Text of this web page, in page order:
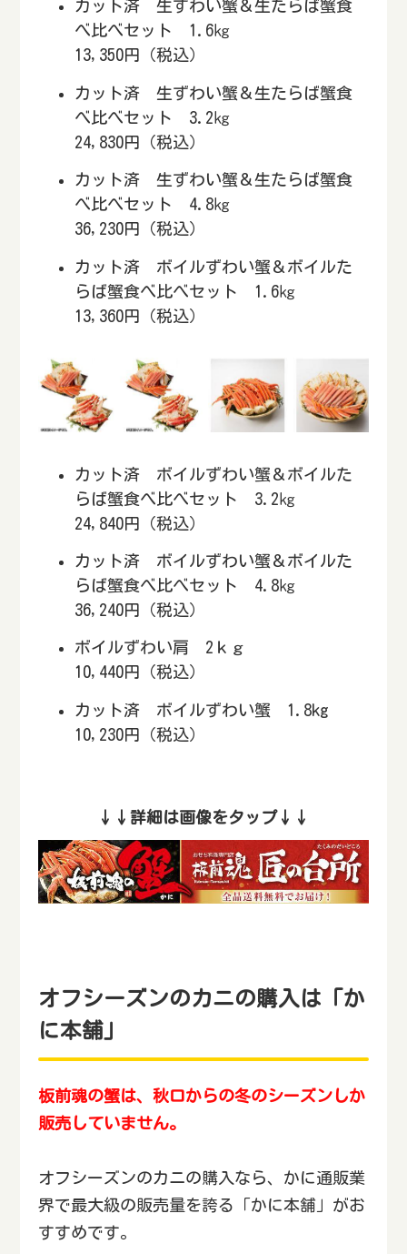
カット済 生ずわい蟹＆生たらば蟹食
べ比べセット 1.6㎏
13,350円（税込）
カット済 生ずわい蟹＆生たらば蟹食
べ比べセット 3.2㎏
24,830円（税込）
カット済 生ずわい蟹＆生たらば蟹食
べ比べセット 4.8㎏
36,230円（税込）
カット済 ボイルずわい蟹＆ボイルた
らば蟹食べ比べセット 1.6㎏
13,360円（税込）
カット済 ボイルずわい蟹＆ボイルた
らば蟹食べ比べセット 3.2㎏
24,840円（税込）
カット済 ボイルずわい蟹＆ボイルた
らば蟹食べ比べセット 4.8㎏
36,240円（税込）
ボイルずわい肩 2ｋｇ
10,440円（税込）
カット済 ボイルずわい蟹 1.8kg
10,230円（税込）
↓↓詳細は画像をタップ↓↓
オフシーズンのカニの購入は「か
に本舗」
板前魂の蟹は、秋口からの冬のシーズンしか
販売していません。
オフシーズンのカニの購入なら、かに通販業
界で最大級の販売量を誇る「かに本舗」がお
すすめです。